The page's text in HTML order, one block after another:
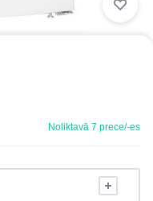
Noliktavā 7 prece/-es